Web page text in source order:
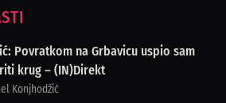
Povratkom na Grbavicu uspio sam
krug – (IN)Direkt
Konjhodžić